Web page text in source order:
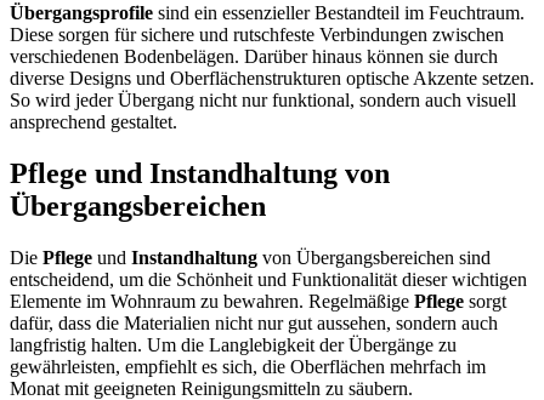
Übergangsprofile sind ein essenzieller Bestandteil im Feuchtraum.
Diese sorgen für sichere und rutschfeste Verbindungen zwischen
verschiedenen Bodenbelägen. Darüber hinaus können sie durch
diverse Designs und Oberflächenstrukturen optische Akzente setzen.
So wird jeder Übergang nicht nur funktional, sondern auch visuell
ansprechend gestaltet.
Pflege und Instandhaltung von
Übergangsbereichen
Die Pflege und Instandhaltung von Übergangsbereichen sind
entscheidend, um die Schönheit und Funktionalität dieser wichtigen
Elemente im Wohnraum zu bewahren. Regelmäßige Pflege sorgt
dafür, dass die Materialien nicht nur gut aussehen, sondern auch
langfristig halten. Um die Langlebigkeit der Übergänge zu
gewährleisten, empfiehlt es sich, die Oberflächen mehrfach im
Monat mit geeigneten Reinigungsmitteln zu säubern.